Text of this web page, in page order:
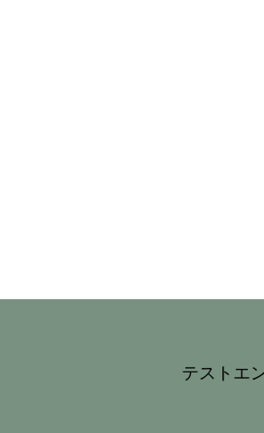
テストエ